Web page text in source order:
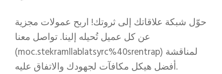
حوّل شبكة علاقاتك إلى ثروتك! اربح عمولات مجزية
عن كل عميل تُحيله إلينا. تواصل معنا
(moc.stekramllablatsyrc%40srentrap) لمناقشة
أفضل هيكل مكافآت لجهودك والاتفاق عليه.